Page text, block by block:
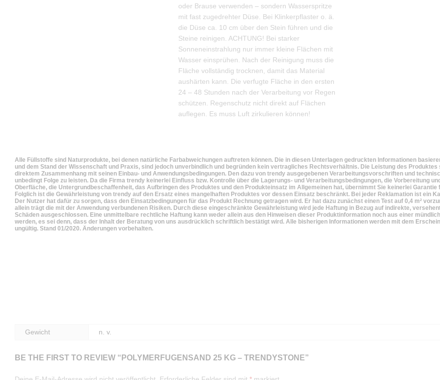
oder Brause verwenden – sondern Wasserspritze
mit fast zugedrehter Düse. Bei Klinkerpflaster o. ä.
die Düse ca. 10 cm über den Stein führen und die
Steine reinigen. ACHTUNG! Bei starker
Sonneneinstrahlung nur immer kleine Flächen mit
Wasser einsprühen. Nach der Reinigung muss die
Fläche vollständig trocknen, damit das Material
aushärten kann. Die verfugte Fläche in den ersten
24 – 48 Stunden nach der Verarbeitung vor Regen
schützen. Regenschutz nicht direkt auf Flächen
auflegen. Es muss Luft zirkulieren können!
Alle Füllstoffe sind Naturprodukte, bei denen natürliche Farbabweichungen auftreten können. Die in diesen Unterlagen gedruckten Informationen
und dem Stand der Wissenschaft und Praxis, sind jedoch unverbindlich und begründen kein vertragliches Rechtsverhältnis. Die Leistung des Produktes
direktem Zusammenhang mit seinen Einbau- und Anwendungsbedingungen. Den dazu von trendy ausgegebenen Verarbeitungsvorschriften und
unbedingt Folge zu leisten. Da die Firma trendy keinerlei Einfluss bzw. Kontrolle über die Lagerungs- und Verarbeitungsbedingungen, die Vorbereitung
Oberfläche, die Untergrundbeschaffenheit, das Aufbringen des Produktes und den Produkteinsatz im Allgemeinen hat, übernimmt Sie keinerlei Garantie
Folglich ist die Gewährleistung von trendy auf den Ersatz eines mangelhaften Produktes vor dessen Einsatz beschränkt. Bei jeder Reklamation ist ein
Der Nutzer hat dafür zu sorgen, dass den Einsatzbedingungen für das Produkt Rechnung getragen wird. Er hat dazu zunächst einen Test auf 0,4 m²
allein trägt die mit der Anwendung verbundenen Risiken. Durch diese eingeschränkte Gewährleistung wird jede Haftung in Bezug auf indirekte,
Schäden ausgeschlossen. Eine unmittelbare rechtliche Haftung kann weder allein aus den Hinweisen dieser Produktinformation noch aus einer
werden, es sei denn, dass der Inhalt der Beratung von uns ausdrücklich schriftlich bestätigt wird. Alle bisherigen Informationen werden mit dem
ungültig. Stand 01/2020. Änderungen vorbehalten.
Gewicht n. v.
BE THE FIRST TO REVIEW “POLYMERFUGENSAND 25 KG – TRENDYSTONE”